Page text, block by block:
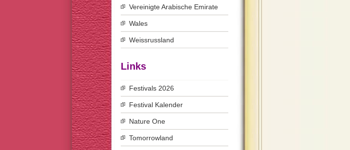
Vereinigte Arabische Emirate
Wales
Weissrussland
Links
Festivals 2026
Festival Kalender
Nature One
Tomorrowland